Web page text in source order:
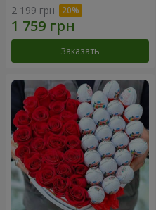
2 199 грн
Заказать